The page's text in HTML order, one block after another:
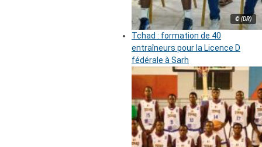
© (DR)
Tchad : formation de 40
entraîneurs pour la Licence D
fédérale à Sarh